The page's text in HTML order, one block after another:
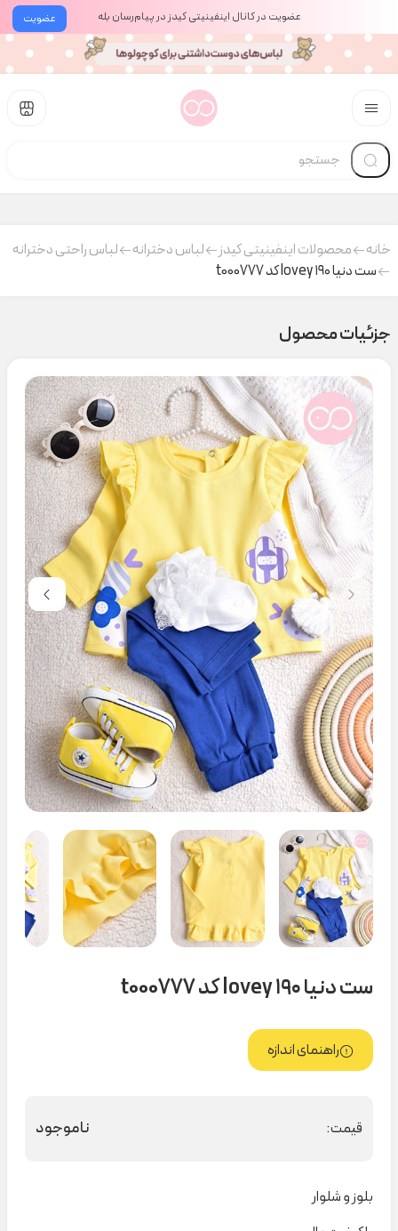
عضویت عضویت در کانال اینفینیتی کیدز در پیام‌رسان بله
خانه محصولات اینفینیتی کیدز لباس دخترانه
لباس راحتی دخترانه
ست دنیا ۱۹۰ lovey کد t000777
جزئیات محصول
ست دنیا ۱۹۰ lovey کد t000777
راهنمای اندازه
قیمت: ناموجود
بلوز و شلوار